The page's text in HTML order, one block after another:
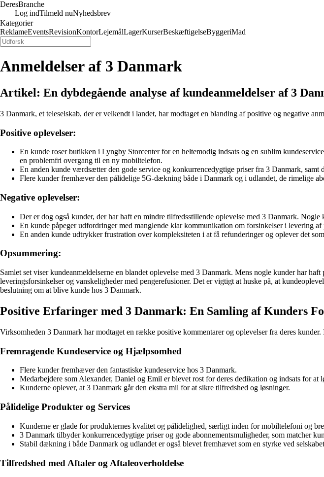
DeresBranche
Log indTilmeld nuNyhedsbrev
Kategorier
ReklameEventsRevisionKontorLejemålLagerKurserBeskæftigelseByggeriMad
Anmeldelser af 3 Danmark
Artikel: En dybdegående analyse af kundeanmeldelser af 3
3 Danmark, et teleselskab, der er velkendt i landet, har modtaget en blanding af positive og negative
Positive oplevelser:
En kunde roser butikken i Lyngby Storcenter for en heltemodig indsats og en sublim
en problemfri overgang til en ny mobiltelefon.
En anden kunde værdsætter den gode service og konkurrencedygtige priser fra 3 Danmark, samt
Flere kunder fremhæver den pålidelige 5G-dækning både i Danmark og i udlandet, de rimelige
Negative oplevelser:
Der er dog også kunder, der har haft en mindre tilfredsstillende oplevelse med 3 Danmark.
En kunde påpeger udfordringer med manglende klar kommunikation om forsinkelser i levering
En anden kunde udtrykker frustration over kompleksiteten i at få refunderinger og oplever det
Opsummering:
Samlet set viser kundeanmeldelserne en blandet oplevelse med 3 Danmark. Mens nogle kunder har
leveringsforsinkelser og vanskeligheder med pengerefusioner. Det er vigtigt at huske på, at
beslutning om at blive kunde hos 3 Danmark.
Positive Erfaringer med 3 Danmark: En Samling af Kunders
Virksomheden 3 Danmark har modtaget en række positive kommentarer og oplevelser fra deres
Fremragende Kundeservice og Hjælpsomhed
Flere kunder fremhæver den fantastiske kundeservice hos 3 Danmark.
Medarbejdere som Alexander, Daniel og Emil er blevet rost for deres dedikation og indsats for at
Kunderne oplever, at 3 Danmark går den ekstra mil for at sikre tilfredshed og løsninger.
Pålidelige Produkter og Services
Kunderne er glade for produkternes kvalitet og pålidelighed, særligt inden for mobiltelefoni og
3 Danmark tilbyder konkurrencedygtige priser og gode abonnementsmuligheder, som matcher
Stabil dækning i både Danmark og udlandet er også blevet fremhævet som en styrke ved
Tilfredshed med Aftaler og Aftaleoverholdelse